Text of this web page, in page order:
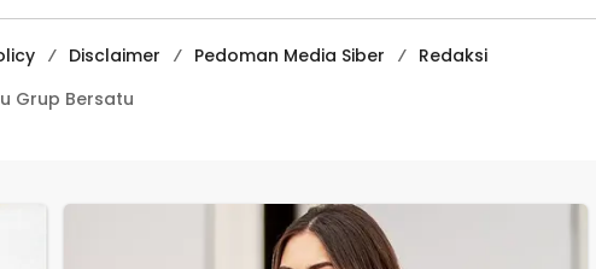
Disclaimer Pedoman Media Siber
Redaksi
Grup Bersatu